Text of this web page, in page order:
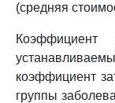
(средняя
Коэффициент
коэффициент
группы